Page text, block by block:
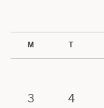
M T
3
4